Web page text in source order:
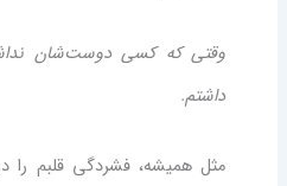
وقتی که کسی دوست‌شان
داشتم.
مثل همیشه، فشردگی قلبم را